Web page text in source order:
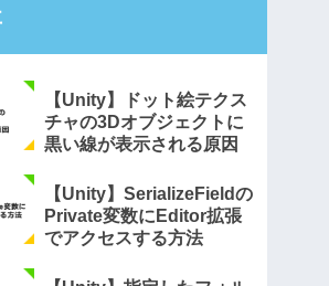
【Unity】ドット絵テクス
チャの3Dオブジェクトに
黒い線が表示される原因
【Unity】SerializeFieldの
Private変数にEditor拡張
でアクセスする方法